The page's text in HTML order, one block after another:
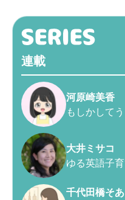
連載
河原崎美香
もしかして
大井ミサコ
ゆる英語子
千代田橋そあ